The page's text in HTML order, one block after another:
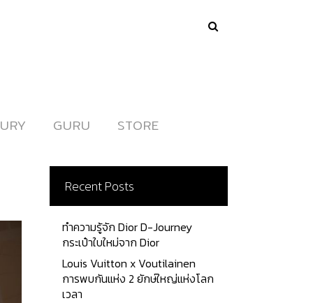
GURU
GURU STORE
STORE
Recent Posts
ทำความรู้จัก Dior D-Journey
กระเป๋าใบใหม่จาก Dior
Louis Vuitton x Voutilainen
การพบกันแห่ง 2 ยักษ์ใหญ่แห่งโลก
เวลา